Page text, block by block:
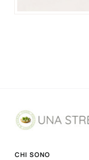
CHI SONO